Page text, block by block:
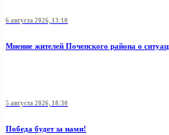
6 августа 2026, 13:10
Мнение жителей Почепского района о
5 августа 2026, 18:30
Победа будет за нами!